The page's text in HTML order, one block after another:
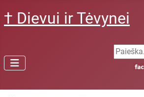
† Dievui ir Tėvynei
Search ...